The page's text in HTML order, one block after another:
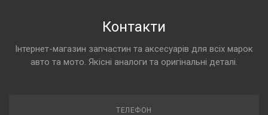
Контакти
Інтернет-магазин запчастин та аксесуарів для всіх марок
авто та мото. Якісні аналоги та оригінальні деталі.
ТЕЛЕФОН